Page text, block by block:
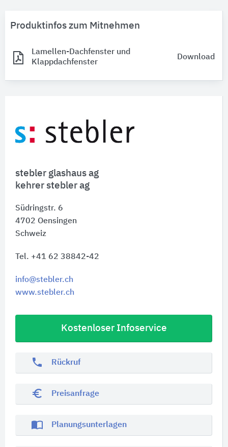
stebler glashaus ag
kehrer stebler ag
Südringstr. 6
4702 Oensingen
Schweiz
Tel. +41 62 38842-42
info@stebler.ch
www.stebler.ch
Kostenloser Infoservice
phone Rückruf
euro_symbol Preisanfrage
import_contacts Planungsunterlagen
Produktinfos zum Mitnehmen
Lamellen-Dachfenster und
Klappdachfenster
Download